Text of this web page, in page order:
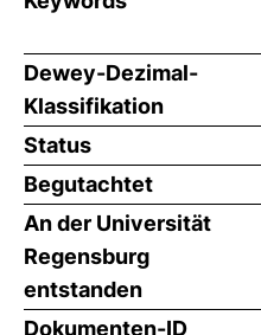
Dewey-Dezimal-
Klassifikation
Status
Begutachtet
An der Universität
Regensburg
entstanden
Dokumenten-ID